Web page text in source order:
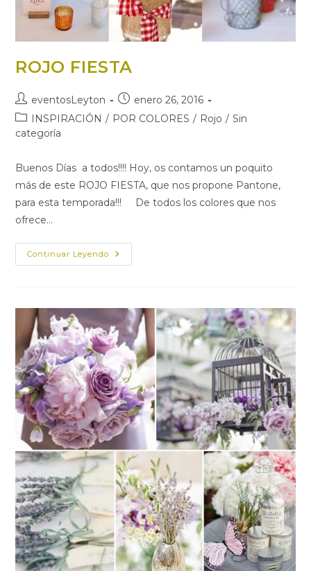
ROJO FIESTA
Autor
de
entrada:
eventosLeyton
Publicación
de
enero 26, 2016
Categoría
de
entrada:
INSPIRACIÓN / POR COLORES / Rojo / Sin
categoría
Buenos Días a todos!!!! Hoy, os contamos un poquito
más de este ROJO FIESTA, que nos propone Pantone,
para esta temporada!!! De todos los colores que nos
ofrece…
Continuar Leyendo ROJO
FIESTA